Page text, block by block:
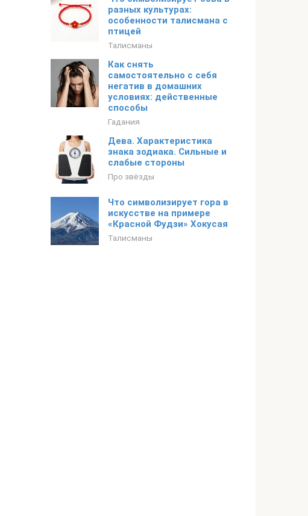
разных культурах:
особенности талисмана с
птицей
Талисманы
Как снять
самостоятельно с себя
негатив в домашних
условиях: действенные
способы
Гадания
Дева. Характеристика
знака зодиака. Сильные и
слабые стороны
Про звёзды
Что символизирует гора в
искусстве на примере
«Красной Фудзи» Хокусая
Талисманы